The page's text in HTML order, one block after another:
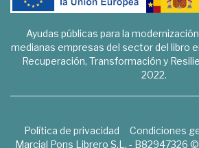
Ayudas públicas para la
medianas empresas del sector del libro
Recuperación, Transformación y
2022.
Política de privacidad Condiciones
Marcial Pons Librero S.L. - B82947326